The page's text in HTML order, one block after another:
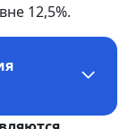
12,5%.